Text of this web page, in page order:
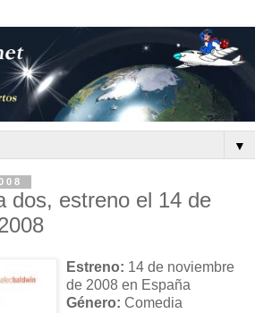
▼
dos, estreno el 14 de
Estreno: 14 de noviembre
de 2008 en España
Género: Comedia